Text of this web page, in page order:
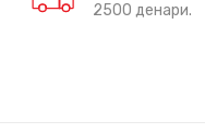
2500 денари.